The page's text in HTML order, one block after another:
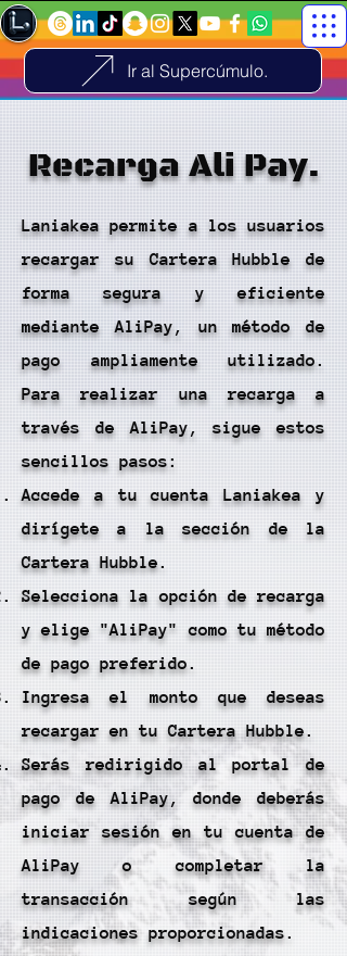
Ir al Supercúmulo.
Recarga Ali Pay.
Laniakea permite a los usuarios
recargar su Cartera Hubble de
forma segura y eficiente
mediante AliPay, un método de
pago ampliamente utilizado.
Para realizar una recarga a
través de AliPay, sigue estos
sencillos pasos:
Accede a tu cuenta Laniakea y
dirígete a la sección de la
Cartera Hubble.
Selecciona la opción de recarga
y elige "AliPay" como tu método
de pago preferido.
Ingresa el monto que deseas
recargar en tu Cartera Hubble.
Serás redirigido al portal de
pago de AliPay, donde deberás
iniciar sesión en tu cuenta de
AliPay o completar la
transacción según las
indicaciones proporcionadas.